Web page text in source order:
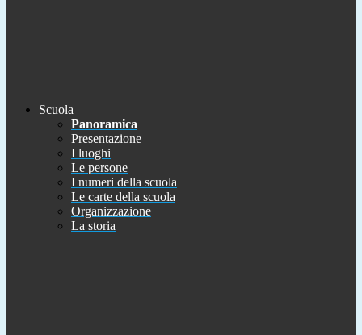
Scuola
Panoramica
Presentazione
I luoghi
Le persone
I numeri della scuola
Le carte della scuola
Organizzazione
La storia